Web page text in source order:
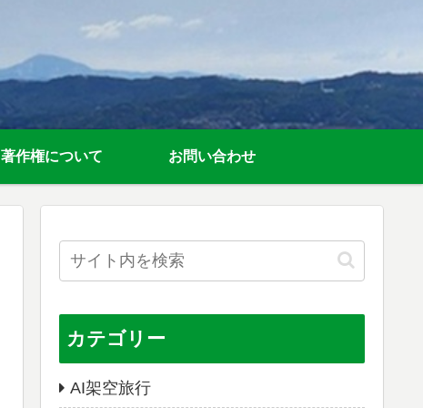
著作権について お問い合わせ
カテゴリー
AI架空旅行